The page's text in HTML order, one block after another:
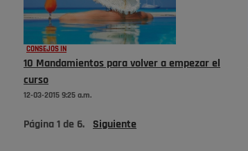
CONSEJOS IN
10 Mandamientos para volver a empezar el
curso
12-03-2015 9:25 a.m.
Página 1 de 6. Siguiente